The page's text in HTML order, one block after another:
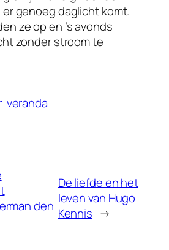
er genoeg daglicht komt.
ze op en ’s avonds
zonder stroom te
veranda
den
De liefde en het
leven van Hugo
Kennis →